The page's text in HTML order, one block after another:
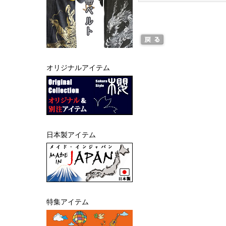
オリジナルアイテム
日本製アイテム
特集アイテム